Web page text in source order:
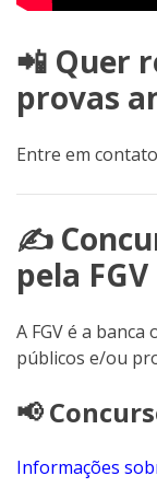
📲 Quer
provas
Entre em
✍️
pela FGV
A FGV é a
públicos e/ou
📢
Informações